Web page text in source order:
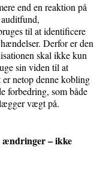
end en reaktion på
til at identificere
Derfor er den
skal ikke kun
sin viden til at
netop denne kobling
forbedring, som både
vægt på.
ændringer – ikke